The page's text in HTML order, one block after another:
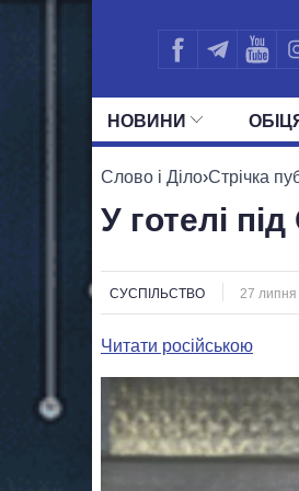
НОВИНИ
УСІ
Слово і Діло›Стрічка
У готелі
СУСПІЛЬСТВО 27
Читати російською